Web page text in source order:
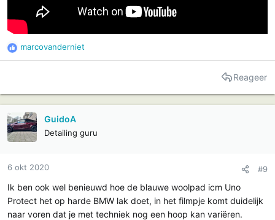
R
e
i
e
s
marcovanderniet
Reageer
GuidoA
Detailing guru
6 okt 2020 #9
Ik ben ook wel benieuwd hoe de blauwe woolpad icm Uno
Protect het op harde BMW lak doet, in het filmpje komt duidelijk
naar voren dat je met techniek nog een hoop kan variëren.